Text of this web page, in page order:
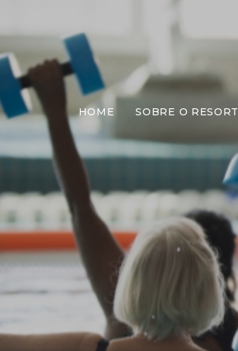
HOME SOBRE O RESORT